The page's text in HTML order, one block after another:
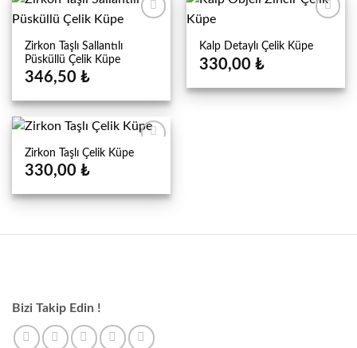
Zirkon Taşlı Sallantılı
Püsküllü Çelik Küpe
346,50₺
Kalp Detaylı Çelik Küpe
330,00₺
Zirkon Taşlı Çelik Küpe
330,00₺
Bizi Takip Edin !